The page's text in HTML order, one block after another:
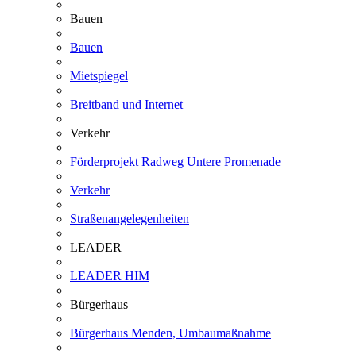
Bauen
Bauen
Mietspiegel
Breitband und Internet
Verkehr
Förderprojekt Radweg Untere Promenade
Verkehr
Straßenangelegenheiten
LEADER
LEADER HIM
Bürgerhaus
Bürgerhaus Menden, Umbaumaßnahme